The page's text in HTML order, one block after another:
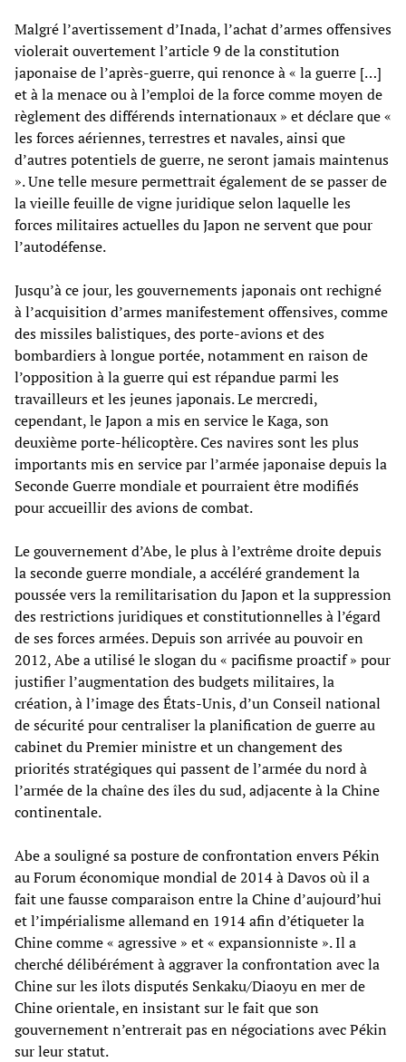
Malgré l’avertissement d’Inada, l’achat d’armes offensives
violerait ouvertement l’article 9 de la constitution
japonaise de l’après-guerre, qui renonce à « la guerre […]
et à la menace ou à l’emploi de la force comme moyen de
règlement des différends internationaux » et déclare que «
les forces aériennes, terrestres et navales, ainsi que
d’autres potentiels de guerre, ne seront jamais maintenus
». Une telle mesure permettrait également de se passer de
la vieille feuille de vigne juridique selon laquelle les
forces militaires actuelles du Japon ne servent que pour
l’autodéfense.
Jusqu’à ce jour, les gouvernements japonais ont rechigné
à l’acquisition d’armes manifestement offensives, comme
des missiles balistiques, des porte-avions et des
bombardiers à longue portée, notamment en raison de
l’opposition à la guerre qui est répandue parmi les
travailleurs et les jeunes japonais. Le mercredi,
cependant, le Japon a mis en service le Kaga, son
deuxième porte-hélicoptère. Ces navires sont les plus
importants mis en service par l’armée japonaise depuis la
Seconde Guerre mondiale et pourraient être modifiés
pour accueillir des avions de combat.
Le gouvernement d’Abe, le plus à l’extrême droite depuis
la seconde guerre mondiale, a accéléré grandement la
poussée vers la remilitarisation du Japon et la suppression
des restrictions juridiques et constitutionnelles à l’égard
de ses forces armées. Depuis son arrivée au pouvoir en
2012, Abe a utilisé le slogan du « pacifisme proactif » pour
justifier l’augmentation des budgets militaires, la
création, à l’image des États-Unis, d’un Conseil national
de sécurité pour centraliser la planification de guerre au
cabinet du Premier ministre et un changement des
priorités stratégiques qui passent de l’armée du nord à
l’armée de la chaîne des îles du sud, adjacente à la Chine
continentale.
Abe a souligné sa posture de confrontation envers Pékin
au Forum économique mondial de 2014 à Davos où il a
fait une fausse comparaison entre la Chine d’aujourd’hui
et l’impérialisme allemand en 1914 afin d’étiqueter la
Chine comme « agressive » et « expansionniste ». Il a
cherché délibérément à aggraver la confrontation avec la
Chine sur les îlots disputés Senkaku/Diaoyu en mer de
Chine orientale, en insistant sur le fait que son
gouvernement n’entrerait pas en négociations avec Pékin
sur leur statut.